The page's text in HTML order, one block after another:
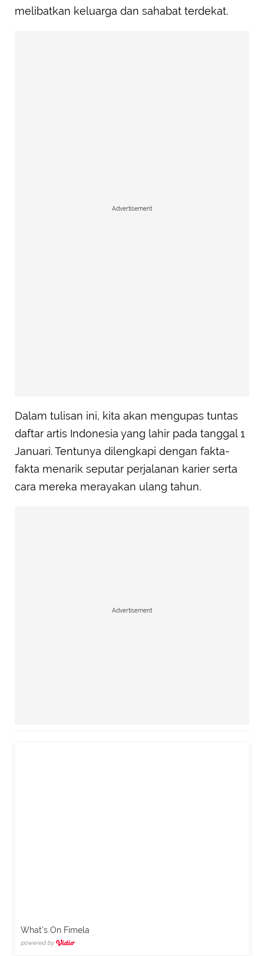
melibatkan keluarga dan sahabat terdekat.
Advertisement
Dalam tulisan ini, kita akan mengupas tuntas
daftar artis Indonesia yang lahir pada tanggal 1
Januari. Tentunya dilengkapi dengan fakta-
fakta menarik seputar perjalanan karier serta
cara mereka merayakan ulang tahun.
Advertisement
What's On Fimela
powered by